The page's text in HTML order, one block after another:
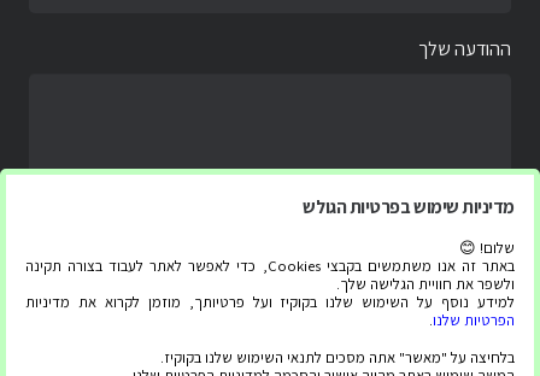
ההודעה שלך
מדיניות שימוש בפרטיות הגולש
שלום! 😊
באתר זה אנו משתמשים בקבצי Cookies, כדי לאפשר לאתר לעבוד בצורה תקינה
ולשפר את חוויית הגלישה שלך.
למידע נוסף על השימוש שלנו בקוקיז ועל פרטיותך, מוזמן לקרוא את מדיניות
הפרטיות שלנו.
בלחיצה על "מאשר" אתה מסכים לתנאי השימוש שלנו בקוקיז.